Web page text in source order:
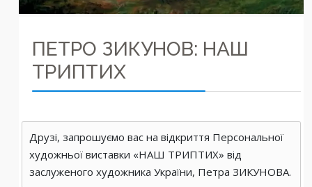
ПЕТРО ЗИКУНОВ: НАШ
ТРИПТИХ
Друзі, запрошуємо вас на відкриття Персональної
художньої виставки «НАШ ТРИПТИХ» від
заслуженого художника України, Петра ЗИКУНОВА.